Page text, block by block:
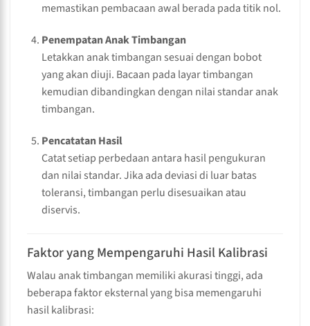
memastikan pembacaan awal berada pada titik nol.
Penempatan Anak Timbangan
Letakkan anak timbangan sesuai dengan bobot
yang akan diuji. Bacaan pada layar timbangan
kemudian dibandingkan dengan nilai standar anak
timbangan.
Pencatatan Hasil
Catat setiap perbedaan antara hasil pengukuran
dan nilai standar. Jika ada deviasi di luar batas
toleransi, timbangan perlu disesuaikan atau
diservis.
Faktor yang Mempengaruhi Hasil Kalibrasi
Walau anak timbangan memiliki akurasi tinggi, ada
beberapa faktor eksternal yang bisa memengaruhi
hasil kalibrasi: